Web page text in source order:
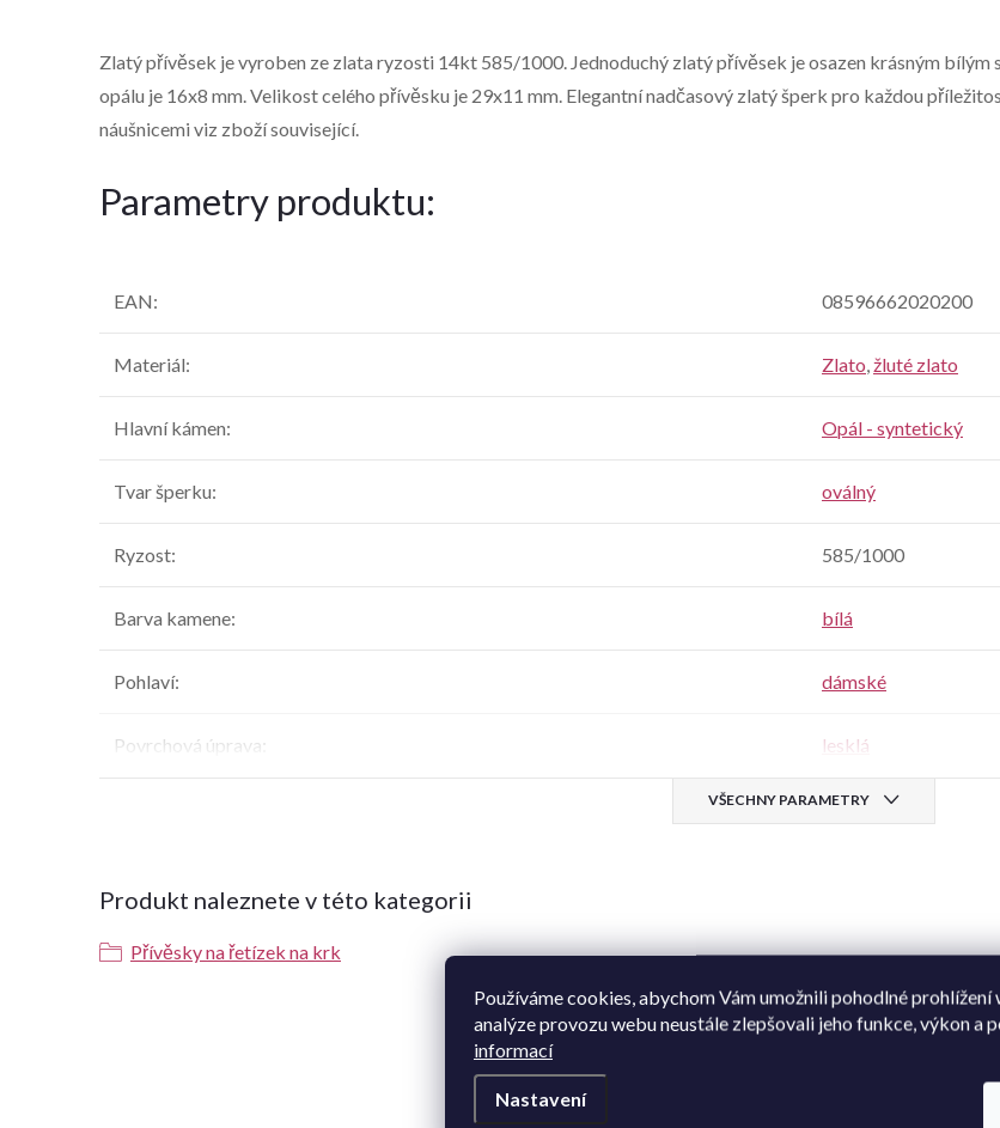
Používáme cookies, abychom Vám umožnili pohodlné prohlížení
analýze provozu webu neustále zlepšovali jeho funkce, výkon a
informací
Nastavení
Zlatý přívěsek je vyroben ze zlata ryzosti 14kt 585/1000. Jednoduchý zlatý přívěsek je osazen krásným bílým
opálu je 16x8 mm. Velikost celého přívěsku je 29x11 mm. Elegantní nadčasový zlatý šperk pro každou
náušnicemi viz zboží související.
Parametry produktu:
EAN: 08596662020200
Materiál: Zlato,žluté zlato
Hlavní kámen: Opál - syntetický
Tvar šperku: oválný
Ryzost: 585/1000
Barva kamene: bílá
Pohlaví: dámské
Povrchová úprava lesklá
VŠECHNY PARAMETRY
Produkt naleznete v této kategorii
Přívěsky na řetízek na krk
K tomuto produktu doporučujeme ještě